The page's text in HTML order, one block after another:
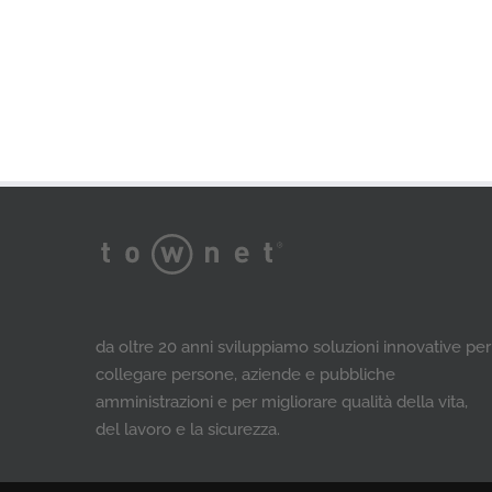
da oltre 20 anni sviluppiamo soluzioni innovative per
collegare persone, aziende e pubbliche
amministrazioni e per migliorare qualità della vita,
del lavoro e la sicurezza.